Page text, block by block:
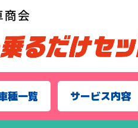
種一覧 サービス内容